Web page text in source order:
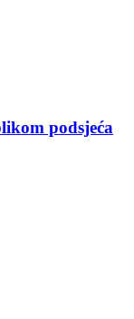
podsjeća